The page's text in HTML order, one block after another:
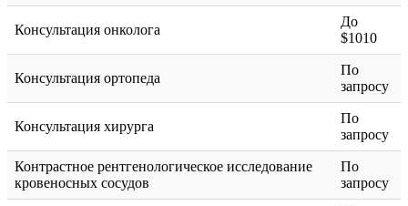
Консультация онколога
До
$1010
Консультация ортопеда
По
запросу
Консультация хирурга
По
запросу
Контрастное рентгенологическое исследование
кровеносных сосудов
По
запросу